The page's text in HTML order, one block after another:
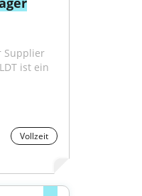
Supplier
ist ein
Vollzeit